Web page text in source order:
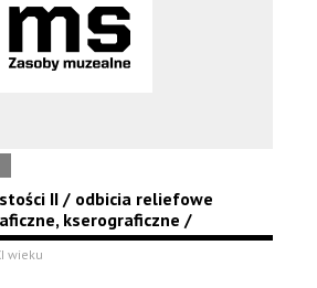
II / odbicia reliefowe
kserograficzne /
wieku